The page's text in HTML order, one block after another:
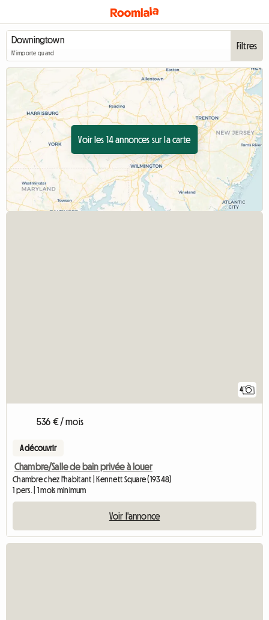
N'importe quand
Filtres
Voir les 14 annonces sur la carte
4
536 € / mois
A découvrir
Chambre/Salle de bain privée à louer
Chambre chez l'habitant | Kennett Square (19348)
1 pers. | 1 mois minimum
Voir l'annonce